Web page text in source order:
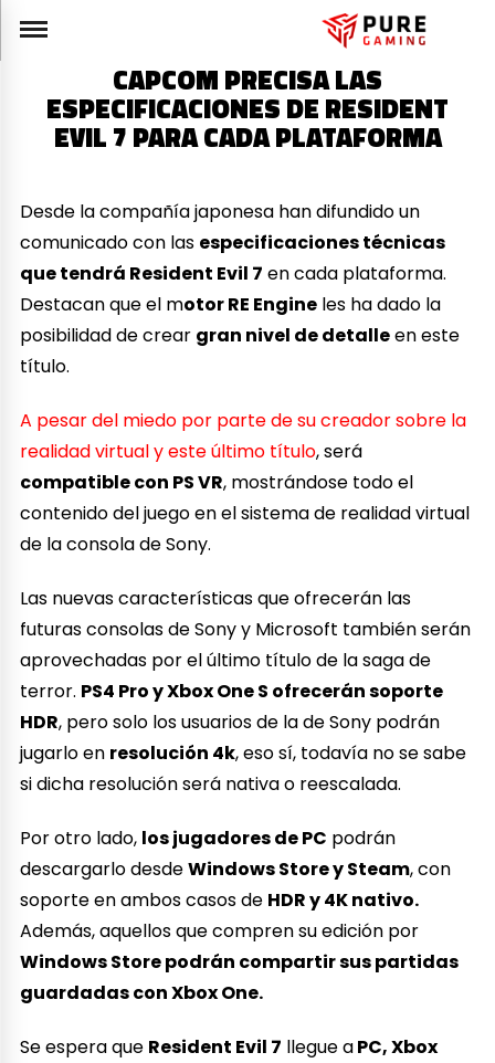
CAPCOM PRECISA LAS
ESPECIFICACIONES DE RESIDENT
EVIL 7 PARA CADA PLATAFORMA
Desde la compañía japonesa han difundido un
comunicado con las especificaciones técnicas
que tendrá Resident Evil 7 en cada plataforma.
Destacan que el motor RE Engine les ha dado la
posibilidad de crear gran nivel de detalleen este
título.
A pesar del miedo por parte de su creador sobre la
realidad virtual y este último título, será
compatible con PS VR, mostrándose todo el
contenido del juego en el sistema de realidad virtual
de la consola de Sony.
Las nuevas características que ofrecerán las
futuras consolas de Sony y Microsoft también serán
aprovechadas por el último título de la saga de
terror. PS4 Pro y Xbox One S ofrecerán soporte
HDR, pero solo los usuarios de la de Sony podrán
jugarlo en resolución 4k, eso sí, todavía no se sabe
si dicha resolución será nativa o reescalada.
Por otro lado, los jugadores de PC podrán
descargarlo desdeWindows Store y Steam, con
soporte en ambos casos de HDR y 4K nativo.
Además, aquellos que compren su edición por
Windows Store podrán compartir sus partidas
guardadas con Xbox One.
Se espera que Resident Evil 7 llegue aPC, Xbox